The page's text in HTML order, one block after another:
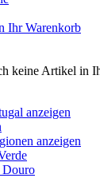
Ihr Warenkorb
keine Artikel in
anzeigen
anzeigen
Douro